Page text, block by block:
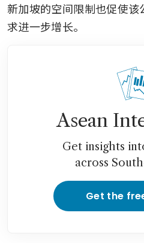
新加坡的空间限制也促使
求进一步增长。
Asean
Get insights
across
Get the